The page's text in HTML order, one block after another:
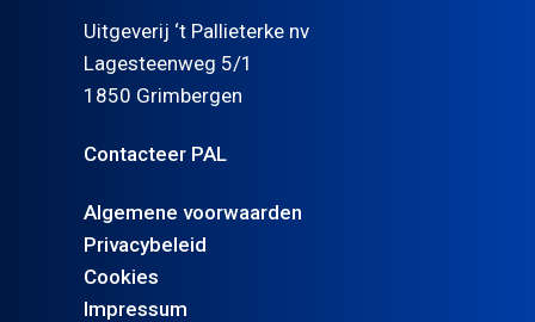
Uitgeverij ‘t Pallieterke nv
Lagesteenweg 5/1
1850 Grimbergen
Contacteer PAL
Algemene voorwaarden
Privacybeleid
Cookies
Impressum